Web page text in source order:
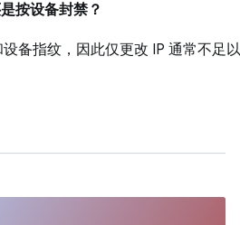
按设备封禁？
备指纹，因此仅更改 IP 通常不足